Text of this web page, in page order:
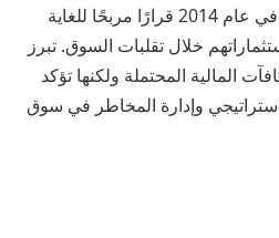
كان الاستثمار في البيتكوين في عام 2014 قرارًا مربحًا للغاية
خلال تقلبات السوق. تبرز
المالية المحتملة ولكنها تؤكد
وإدارة المخاطر في سوق